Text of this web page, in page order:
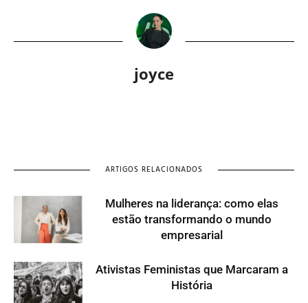
joyce
ARTIGOS RELACIONADOS
Mulheres na liderança: como elas
estão transformando o mundo
empresarial
Ativistas Feministas que Marcaram a
História